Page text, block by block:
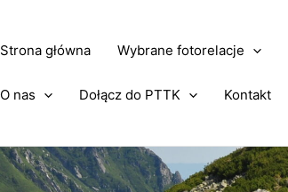
Strona główna Wybrane fotorelacje
O nas Dołącz do PTTK Kontakt